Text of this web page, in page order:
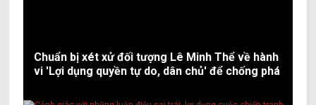
Chuẩn bị xét xử đối tượng Lê Minh Thể về hành
vi 'Lợi dụng quyền tự do, dân chủ' để chống phá